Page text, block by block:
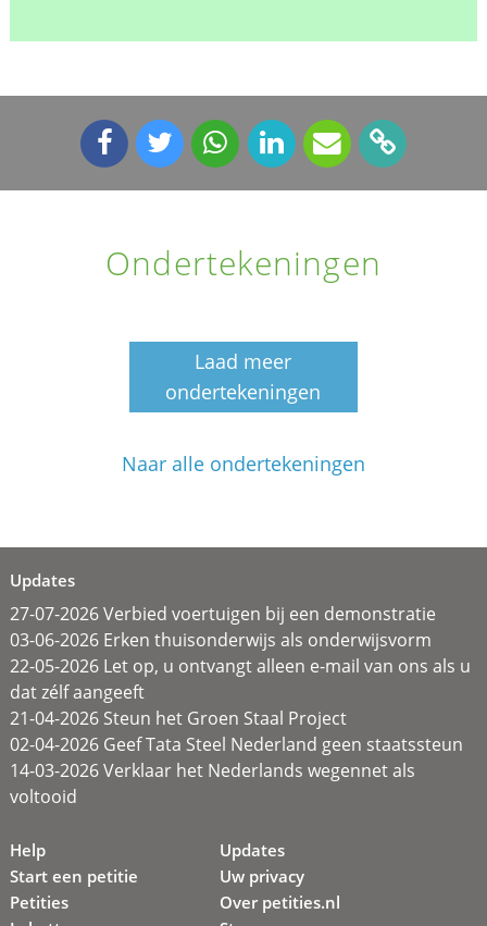
Ondertekeningen
Laad meer
ondertekeningen
Naar alle ondertekeningen
Updates
27-07-2026 Verbied voertuigen bij een demonstratie
03-06-2026 Erken thuisonderwijs als onderwijsvorm
22-05-2026 Let op, u ontvangt alleen e-mail van ons als u
dat zélf aangeeft
21-04-2026 Steun het Groen Staal Project
02-04-2026 Geef Tata Steel Nederland geen staatssteun
14-03-2026 Verklaar het Nederlands wegennet als
voltooid
Help
Start een petitie
Petities
Updates
Uw privacy
Over petities.nl